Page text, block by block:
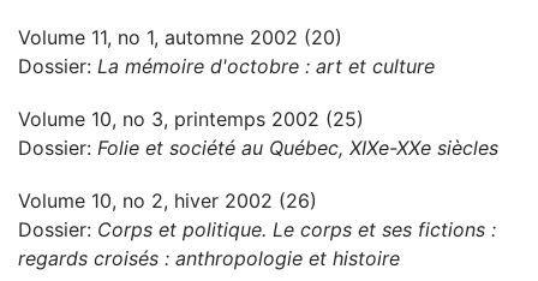
Volume 11, no 1, automne 2002 (20)
Dossier: La mémoire d'octobre : art et culture
Volume 10, no 3, printemps 2002 (25)
Dossier: Folie et société au Québec, XIXe-XXe siècles
Volume 10, no 2, hiver 2002 (26)
Dossier: Corps et politique. Le corps et ses fictions :
regards croisés : anthropologie et histoire